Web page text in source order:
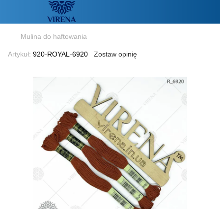
Mulina do haftowania
Artykuł: 920-ROYAL-6920 Zostaw opinię